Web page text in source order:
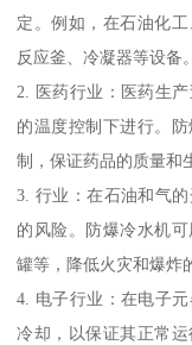
定。例如，在石油化
反应釜、冷凝器等设备。
2. 医药行业：医药生
的温度控制下进行。
制，保证药品的质量和
3. 行业：在石油和气
的风险。防爆冷水机
罐等，降低火灾和爆炸
4. 电子行业：在电子
冷却，以保证其正常